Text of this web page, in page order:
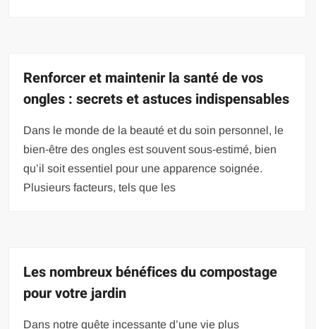
Renforcer et maintenir la santé de vos
ongles : secrets et astuces indispensables
Dans le monde de la beauté et du soin personnel, le
bien-être des ongles est souvent sous-estimé, bien
qu’il soit essentiel pour une apparence soignée.
Plusieurs facteurs, tels que les
Les nombreux bénéfices du compostage
pour votre jardin
Dans notre quête incessante d’une vie plus